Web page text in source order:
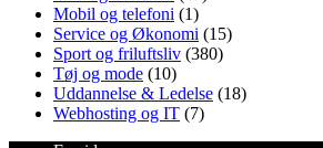
Mobil og telefoni (1)
Service og Økonomi (15)
Sport og friluftsliv (380)
Tøj og mode (10)
Uddannelse & Ledelse (18)
Webhosting og IT (7)